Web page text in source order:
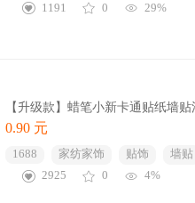
1191
0 29%
【升级款】蜡笔小新卡通贴纸墙
0.90 元
1688 家纺家饰 贴饰 墙贴
2925
0 4%